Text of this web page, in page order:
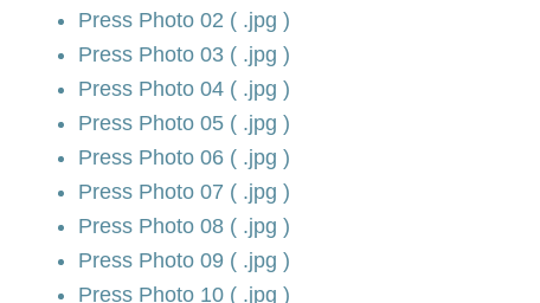
Press Photo 02 ( .jpg )
Press Photo 03 ( .jpg )
Press Photo 04 ( .jpg )
Press Photo 05 ( .jpg )
Press Photo 06 ( .jpg )
Press Photo 07 ( .jpg )
Press Photo 08 ( .jpg )
Press Photo 09 ( .jpg )
Press Photo 10 ( .jpg )